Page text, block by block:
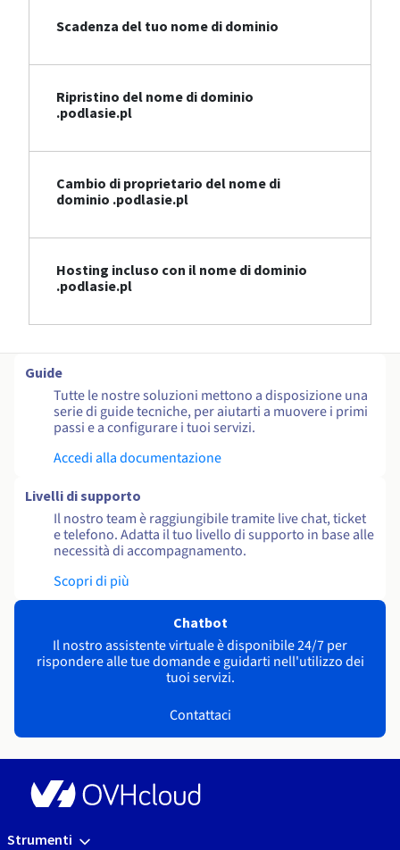
Scadenza del tuo nome di dominio
Ripristino del nome di dominio
.podlasie.pl
Cambio di proprietario del nome di
dominio .podlasie.pl
Hosting incluso con il nome di dominio
.podlasie.pl
Guide
Tutte le nostre soluzioni mettono a disposizione una
serie di guide tecniche, per aiutarti a muovere i primi
passi e a configurare i tuoi servizi.
Accedi alla documentazione
Livelli di supporto
Il nostro team è raggiungibile tramite live chat, ticket
e telefono. Adatta il tuo livello di supporto in base alle
necessità di accompagnamento.
Scopri di più
Chatbot
Il nostro assistente virtuale è disponibile 24/7 per
rispondere alle tue domande e guidarti nell'utilizzo dei
tuoi servizi.
Contattaci
Strumenti